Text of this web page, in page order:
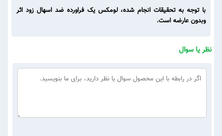
با توجه به تحقیقات انجام شده، لومکس یک فراورده ضد اسهال زود اثر
وبدون عارضه است.
نظر یا سوال